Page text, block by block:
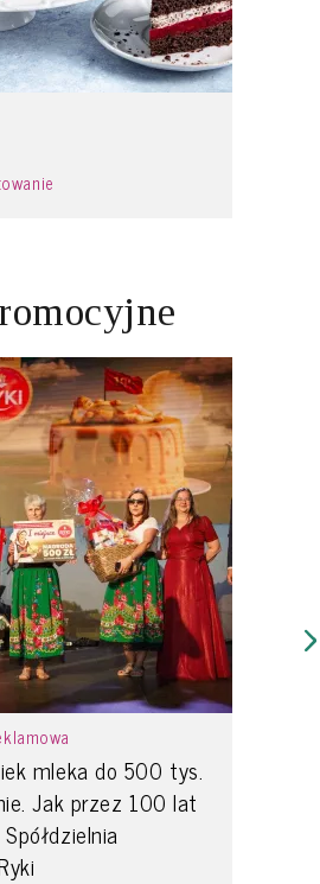
mleka do 500 tys.
Jak przez 100 lat